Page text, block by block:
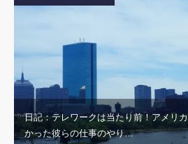
日記：テレワークは当たり前！アメリ
かった彼らの仕事のやり…